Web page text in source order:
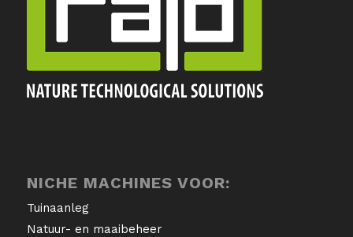
NICHE MACHINES VOOR:
Tuinaanleg
Natuur- en maaibeheer